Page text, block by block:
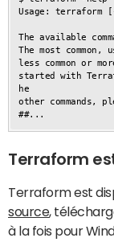
Usage: terraform
The available
The most
less common or
started with
he
other commands,
##...
Terraform
Terraform est
source,
à la fois pour